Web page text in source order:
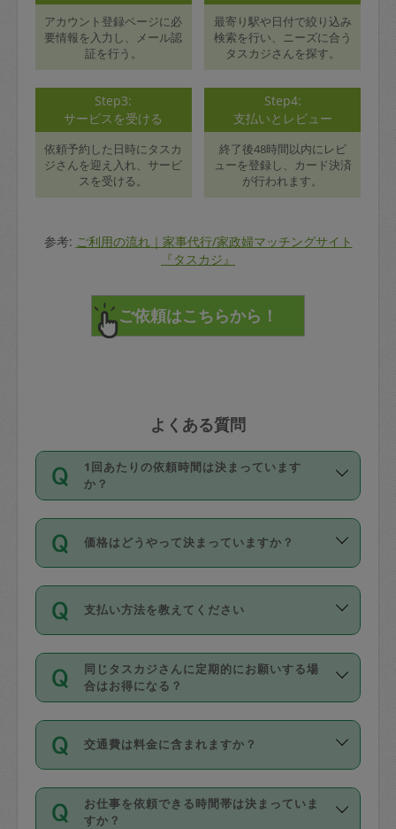
アカウント登録ページに必
要情報を入力し、メール認
証を行う。
最寄り駅や日付で絞り込み
検索を行い、ニーズに合う
タスカジさんを探す。
Step3:
サービスを受ける
依頼予約した日時にタスカ
ジさんを迎え入れ、サービ
スを受ける。
Step4:
支払いとレビュー
終了後48時間以内にレビ
ューを登録し、カード決済
が行われます。
参考: ご利用の流れ｜家事代行/家政婦マッチングサイト
『タスカジ』
よくある質問
1回あたりの依頼時間は決まっています
か？
依頼1回につき3時間固定です。3時間を
超えて依頼したい場合は、延長機能をご
利用ください。機能をご利用いただくに
の上事前申請することが必要です。な
お、3時間を下回っても、値引き等はござ
いません。
価格はどうやって決まっていますか？
11種類の価格帯の中からタスカジさん自
身が価格を選んで設定しています。
タスカジさんの価格設定には最初は制限
があり、レビュー件数、レビューの平均
値、などで除々に設定可能な最高額が上
がっていく仕組みになっています。
支払い方法を教えてください
お支払方法はクレジットカード（Visa／
Master／JCB／AMERICAN EXPRESS／
Diners Club）のみとなります。
を行う際にご入力ください。プロフィー
ル登録時にはご入力いただかなくても大
丈夫です。
デビットカード・プリペイドカード（Vプ
同じタスカジさんに定期的にお願いする場
合はお得になる？
依頼には「スポット」と「定期（毎週｜
隔週）」があり、「定期」の依頼は「ス
ポット」よりお得な料金でご利用できま
す。
定期の最低利用回数は設けていない代わ
交通費は料金に含まれますか？
交通費は依頼料金とは別途発生し、依頼
料金のご請求と合わせてお支払いとなり
お仕事を依頼できる時間帯は決まっていま
すか？